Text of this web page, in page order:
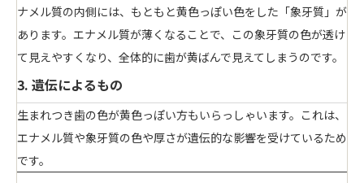
ナメル質の内側には、もともと黄色っぽい色をした「象牙質」が
あります。エナメル質が薄くなることで、この象牙質の色が透け
て見えやすくなり、全体的に歯が黄ばんで見えてしまうのです。
3. 遺伝によるもの
生まれつき歯の色が黄色っぽい方もいらっしゃいます。これは、
エナメル質や象牙質の色や厚さが遺伝的な影響を受けているため
です。